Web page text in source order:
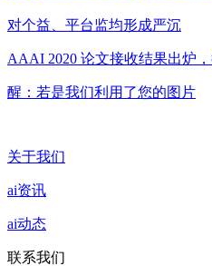
对个益、平台监均形成严沉
AAAI 2020 论文接收结果出炉
醒：若是我们利用了您的图片
关于我们
ai资讯
ai动态
联系我们